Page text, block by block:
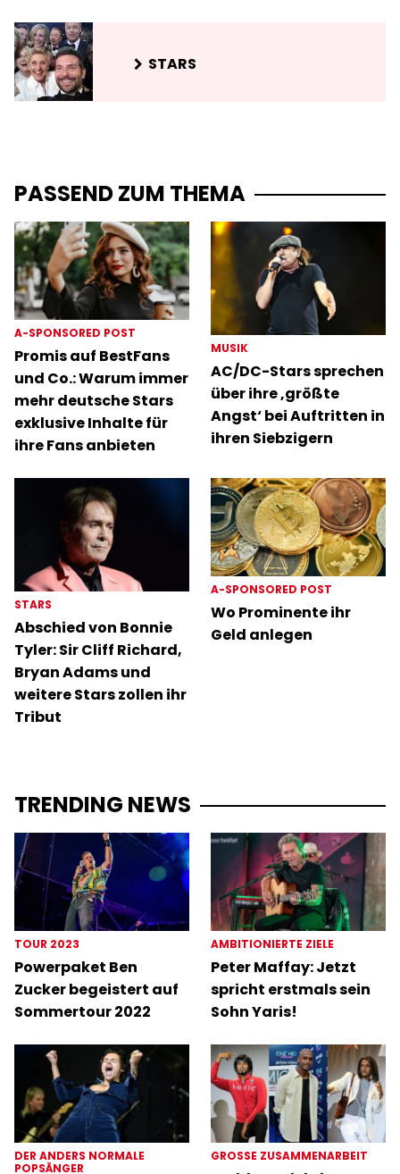
STARS
PASSEND ZUM THEMA
A-SPONSORED POST
Promis auf BestFans
und Co.: Warum immer
mehr deutsche Stars
exklusive Inhalte für
ihre Fans anbieten
MUSIK
AC/DC-Stars sprechen
über ihre ‚größte
Angst‘ bei Auftritten in
ihren Siebzigern
STARS
Abschied von Bonnie
Tyler: Sir Cliff Richard,
Bryan Adams und
weitere Stars zollen ihr
Tribut
A-SPONSORED POST
Wo Prominente ihr
Geld anlegen
TRENDING NEWS
TOUR 2023
Powerpaket Ben
Zucker begeistert auf
Sommertour 2022
AMBITIONIERTE ZIELE
Peter Maffay: Jetzt
spricht erstmals sein
Sohn Yaris!
DER ANDERS NORMALE
POPSÄNGER
GROSSE ZUSAMMENARBEIT